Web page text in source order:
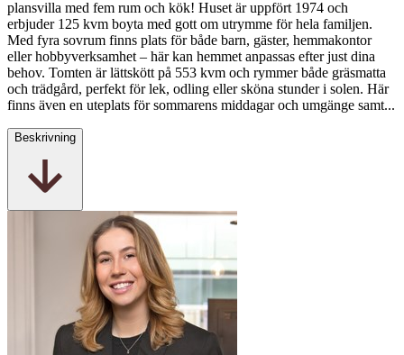
plansvilla med fem rum och kök! Huset är uppfört 1974 och
erbjuder 125 kvm boyta med gott om utrymme för hela familjen.
Med fyra sovrum finns plats för både barn, gäster, hemmakontor
eller hobbyverksamhet – här kan hemmet anpassas efter just dina
behov. Tomten är lättskött på 553 kvm och rymmer både gräsmatta
och trädgård, perfekt för lek, odling eller sköna stunder i solen. Här
finns även en uteplats för sommarens middagar och umgänge samt...
Beskrivning